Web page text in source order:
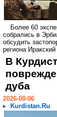
Более 60
собрались в
обсудить
региона
В
дуба
2026-08-06
Kurdistan.Ru